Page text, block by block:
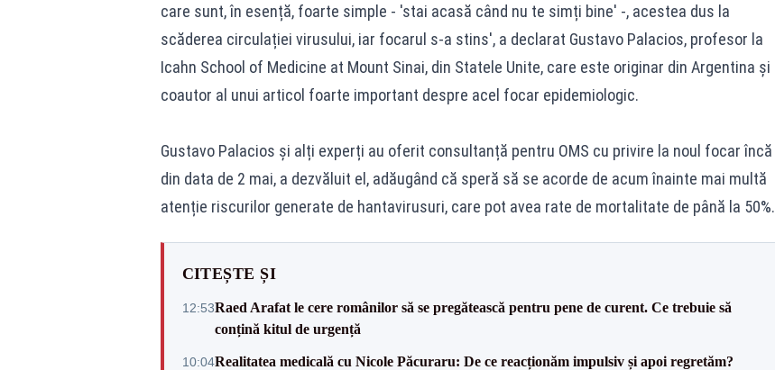
care sunt, în esență, foarte simple - 'stai acasă când nu te simți bine' -, acestea dus la
scăderea circulației virusului, iar focarul s-a stins', a declarat Gustavo Palacios, profesor la
Icahn School of Medicine at Mount Sinai, din Statele Unite, care este originar din Argentina și
coautor al unui articol foarte important despre acel focar epidemiologic.
Gustavo Palacios și alți experți au oferit consultanță pentru OMS cu privire la noul focar încă
din data de 2 mai, a dezvăluit el, adăugând că speră să se acorde de acum înainte mai multă
atenție riscurilor generate de hantavirusuri, care pot avea rate de mortalitate de până la 50%.
CITEȘTE ȘI
12:53Raed Arafat le cere românilor să se pregătească pentru pene de curent. Ce trebuie să
conțină kitul de urgență
10:04Realitatea medicală cu Nicole Păcuraru: De ce reacționăm impulsiv și apoi regretăm?